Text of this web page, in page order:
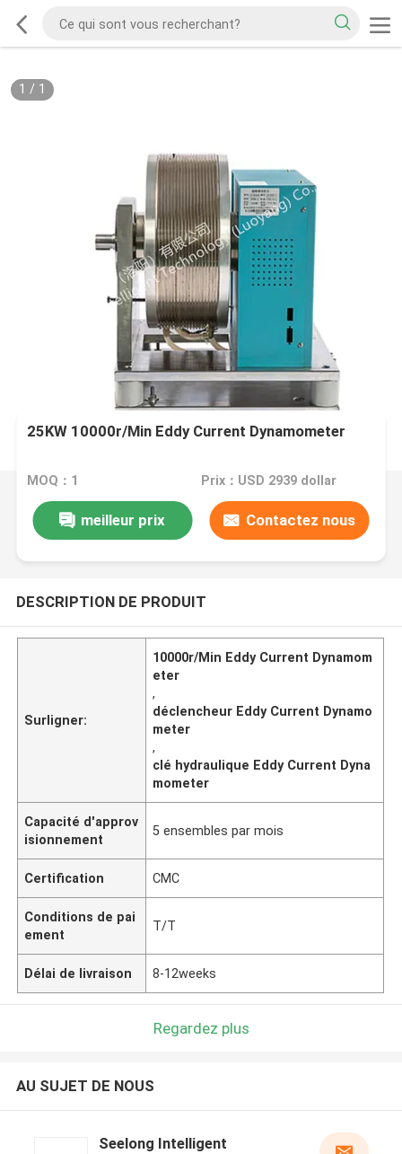
1 / 1
25KW 10000r/Min Eddy Current Dynamometer
MOQ：1 Prix：USD 2939 dollar
meilleur prix Contactez nous
DESCRIPTION DE PRODUIT
Surligner:
10000r/Min Eddy Current Dynamom
eter
,
déclencheur Eddy Current Dynamo
meter
,
clé hydraulique Eddy Current Dyna
mometer
Capacité d'approv
isionnement
5 ensembles par mois
Certification CMC
Conditions de pai
ement
T/T
Délai de livraison 8-12weeks
Regardez plus
AU SUJET DE NOUS
Seelong Intelligent